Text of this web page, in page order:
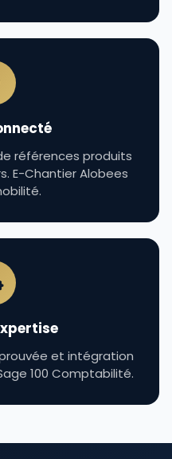
références produits
E-Chantier Alobees
et intégration
100 Comptabilité.